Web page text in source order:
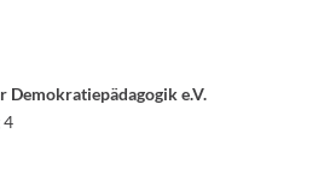
Demokratiepädagogik e.V.
4